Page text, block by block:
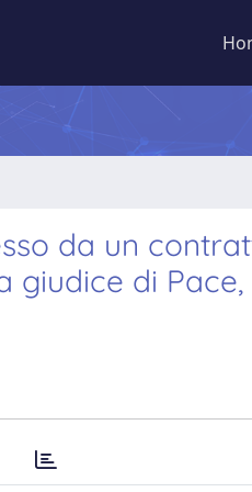
da un
di Pace,